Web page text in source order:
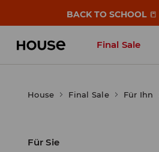
BACK TO SCHOOL 📒
Final Sale
House Final Sale Für Ihn
Für Sie